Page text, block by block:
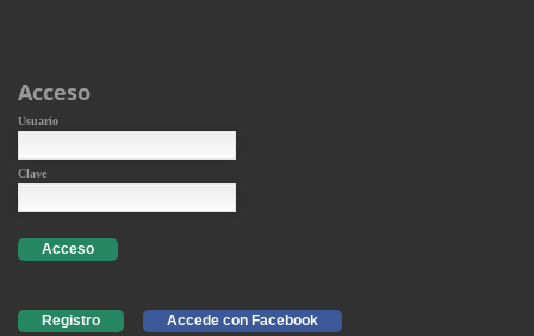
Acceso
Usuario
Clave
Acceso
Registro Accede con Facebook